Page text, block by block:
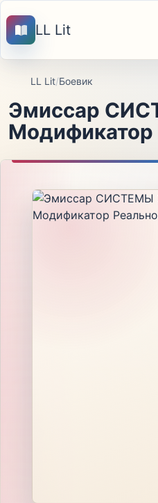
LL Lit
LL Lit/Боевик
Эмиссар
Модификатор